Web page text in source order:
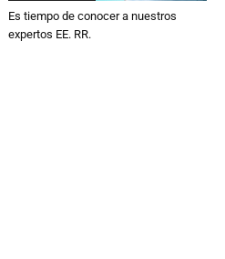
Es tiempo de conocer a nuestros
expertos EE. RR.